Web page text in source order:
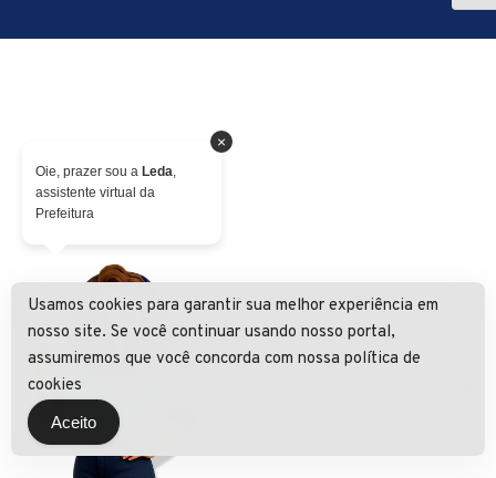
×
Oie, prazer sou a Leda,
assistente virtual da
Prefeitura
Usamos cookies para garantir sua melhor experiência em
nosso site. Se você continuar usando nosso portal,
assumiremos que você concorda com nossa política de
cookies
Aceito